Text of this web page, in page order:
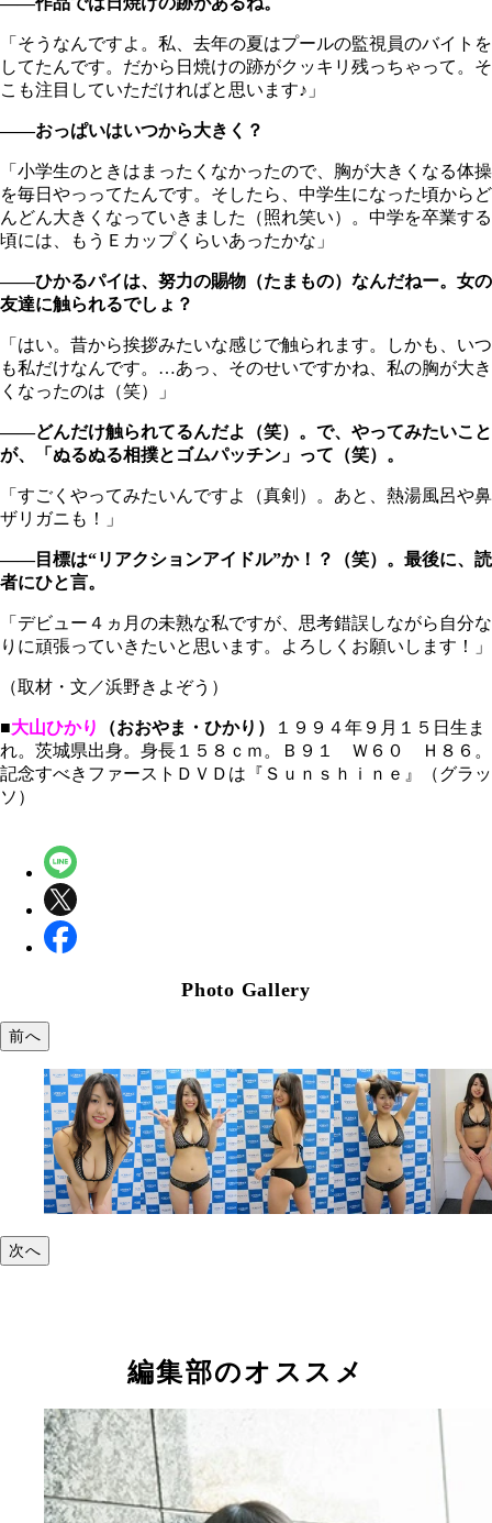
「そうなんですよ。私、去年の夏はプールの監視員のバイトを
してたんです。だから日焼けの跡がクッキリ残っちゃって。そ
こも注目していただければと思います♪」
――おっぱいはいつから大きく？
「小学生のときはまったくなかったので、胸が大きくなる体操
を毎日やっってたんです。そしたら、中学生になった頃からど
んどん大きくなっていきました（照れ笑い）。中学を卒業する
頃には、もうＥカップくらいあったかな」
――ひかるパイは、努力の賜物（たまもの）なんだねー。女の
友達に触られるでしょ？
「はい。昔から挨拶みたいな感じで触られます。しかも、いつ
も私だけなんです。…あっ、そのせいですかね、私の胸が大き
くなったのは（笑）」
――どんだけ触られてるんだよ（笑）。で、やってみたいこと
が、「ぬるぬる相撲とゴムパッチン」って（笑）。
「すごくやってみたいんですよ（真剣）。あと、熱湯風呂や鼻
ザリガニも！」
――目標は“リアクションアイドル”か！？（笑）。最後に、読
者にひと言。
「デビュー４ヵ月の未熟な私ですが、思考錯誤しながら自分な
りに頑張っていきたいと思います。よろしくお願いします！」
（取材・文／浜野きよぞう）
■大山ひかり （おおやま・ひかり）
１９９４年９月１５日生ま
れ。茨城県出身。身長１５８ｃｍ。Ｂ９１ Ｗ６０ Ｈ８６。
記念すべきファーストＤＶＤは『Ｓｕｎｓｈｉｎｅ』（グラッ
ソ）
Photo Gallery
前へ
次へ
編集部のオススメ